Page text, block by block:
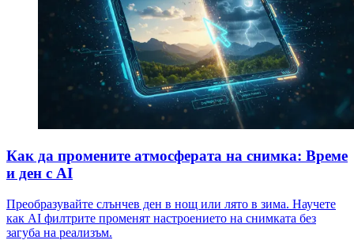
Как да промените атмосферата на снимка: Време
и ден с AI
Преобразувайте слънчев ден в нощ или лято в зима. Научете
как AI филтрите променят настроението на снимката без
загуба на реализъм.